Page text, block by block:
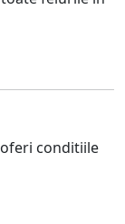
conditiile